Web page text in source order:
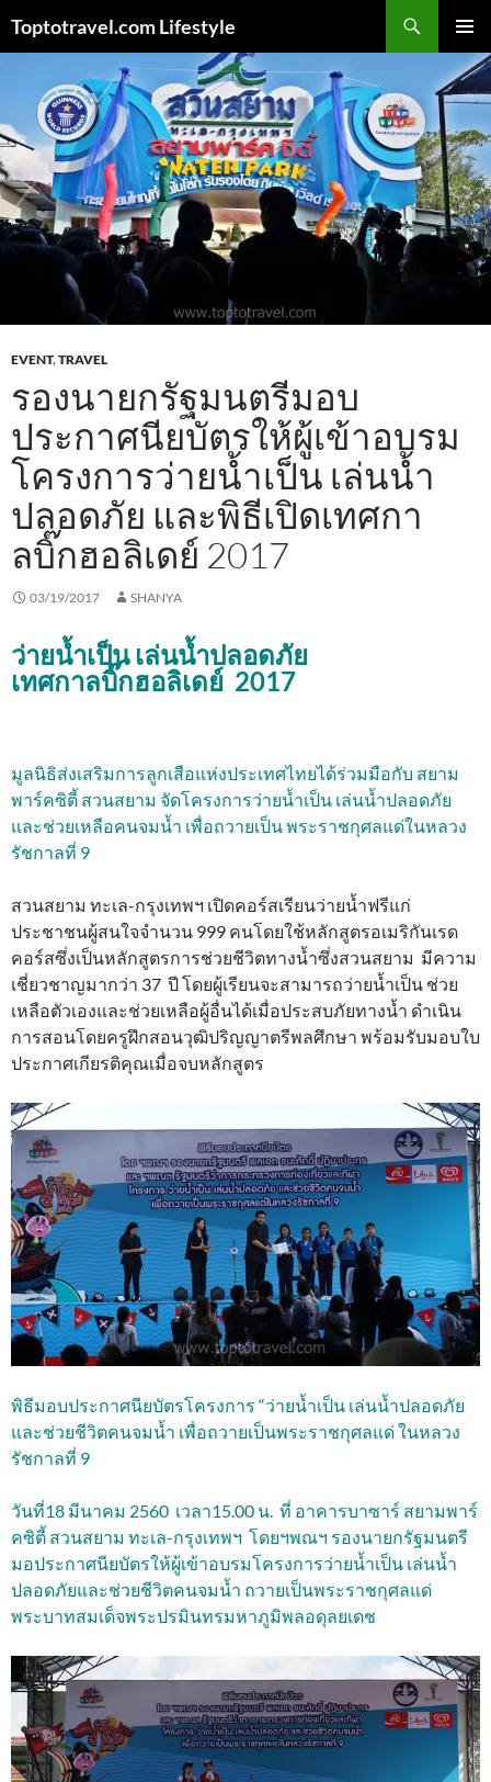
Toptotravel.com Lifestyle
MENU
EVENT,TRAVEL
รองนายกรัฐมนตรีมอบ
ประกาศนียบัตรให้ผู้เข้าอบรม
โครงการว่ายน้ำเป็น เล่นน้ำ
ปลอดภัย และพิธีเปิดเทศกา
ลบิ๊กฮอลิเดย์ 2017
03/19/2017 SHANYA
ว่ายน้ำเป็น เล่นน้ำปลอดภัย
เทศกาลบิ๊กฮอลิเดย์ 2017
มูลนิธิส่งเสริมการลูกเสือแห่งประเทศไทยได้ร่วมมือกับ สยาม
พาร์คซิตี้ สวนสยาม จัดโครงการว่ายน้ำเป็น เล่นน้ำปลอดภัย
และช่วยเหลือคนจมน้ำ เพื่อถวายเป็น พระราชกุศลแด่ในหลวง
รัชกาลที่ 9
สวนสยาม ทะเล-กรุงเทพฯ เปิดคอร์สเรียนว่ายน้ำฟรีแก่
ประชาชนผู้สนใจจำนวน 999 คนโดยใช้หลักสูตรอเมริกันเรด
คอร์สซึ่งเป็นหลักสูตรการช่วยชีวิตทางน้ำซึ่งสวนสยาม มีความ
เชี่ยวชาญมากว่า 37 ปี โดยผู้เรียนจะสามารถว่ายน้ำเป็น ช่วย
เหลือตัวเองและช่วยเหลือผู้อื่นได้เมื่อประสบภัยทางน้ำ ดำเนิน
การสอนโดยครูฝึกสอนวุฒิปริญญาตรีพลศึกษา พร้อมรับมอบใบ
ประกาศเกียรติคุณเมื่อจบหลักสูตร
พิธีมอบประกาศนียบัตรโครงการ “ว่ายน้ำเป็น เล่นน้ำปลอดภัย
และช่วยชีวิตคนจมน้ำ เพื่อถวายเป็นพระราชกุศลแด่ ในหลวง
รัชกาลที่ 9
วันที่18 มีนาคม 2560 เวลา15.00 น. ที่ อาคารบาซาร์ สยามพาร์
คซิตี้ สวนสยาม ทะเล-กรุงเทพฯ โดยฯพณฯ รองนายกรัฐมนตรี
มอประกาศนียบัตรให้ผู้เข้าอบรมโครงการว่ายน้ำเป็น เล่นน้ำ
ปลอดภัยและช่วยชีวิตคนจมน้ำ ถวายเป็นพระราชกุศลแด่
พระบาทสมเด็จพระปรมินทรมหาภูมิพลอดุลยเดช